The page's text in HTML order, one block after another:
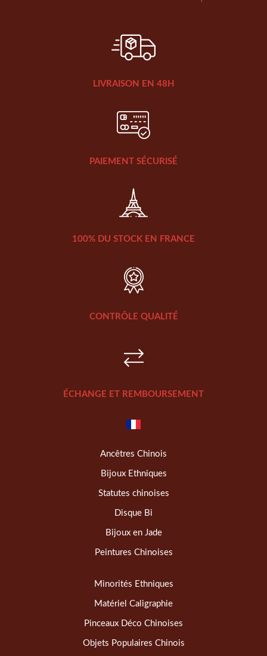
LIVRAISON EN 48H
PAIEMENT SÉCURISÉ
100% DU STOCK EN FRANCE
CONTRÔLE QUALITÉ
ÉCHANGE ET REMBOURSEMENT
Ancêtres Chinois
Bijoux Ethniques
Statutes chinoises
Disque Bi
Bijoux en Jade
Peintures Chinoises
Minorités Ethniques
Matériel Caligraphie
Pinceaux Déco Chinoises
Objets Populaires Chinois